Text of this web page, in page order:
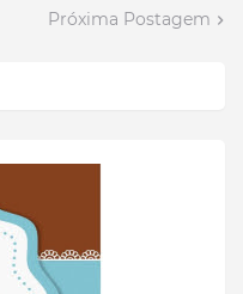
Próxima Postagem